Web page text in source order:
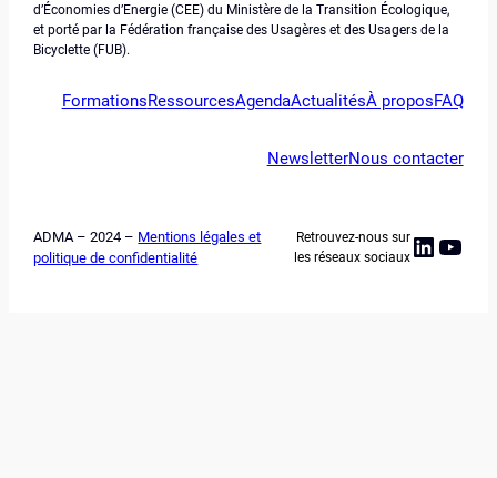
d’Économies d’Energie (CEE) du Ministère de la Transition Écologique,
et porté par la Fédération française des Usagères et des Usagers de la
Bicyclette (FUB).
FormationsRessourcesAgendaActualitésÀ proposFAQ
NewsletterNous contacter
ADMA – 2024 – Mentions légales et
politique de confidentialité
Retrouvez-nous sur
les réseaux sociaux